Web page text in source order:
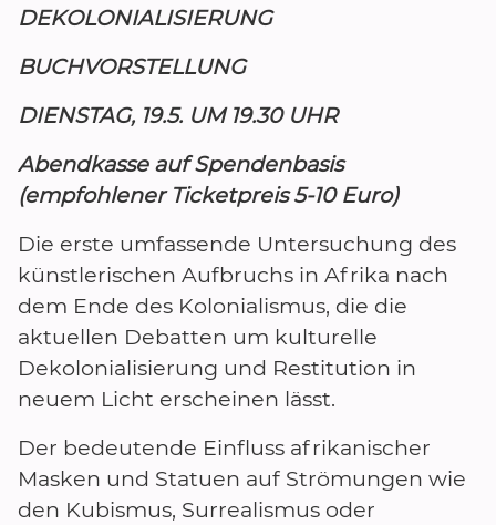
DEKOLONIALISIERUNG
BUCHVORSTELLUNG
DIENSTAG, 19.5. UM 19.30 UHR
Abendkasse auf Spendenbasis
(empfohlener Ticketpreis 5-10 Euro)
Die erste umfassende Untersuchung des
künstlerischen Aufbruchs in Afrika nach
dem Ende des Kolonialismus, die die
aktuellen Debatten um kulturelle
Dekolonialisierung und Restitution in
neuem Licht erscheinen lässt.
Der bedeutende Einfluss afrikanischer
Masken und Statuen auf Strömungen wie
den Kubismus, Surrealismus oder